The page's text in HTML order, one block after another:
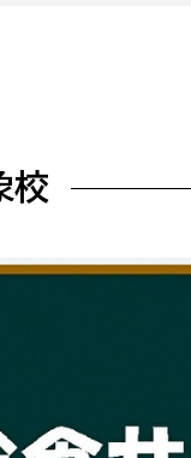
都市基盤
校